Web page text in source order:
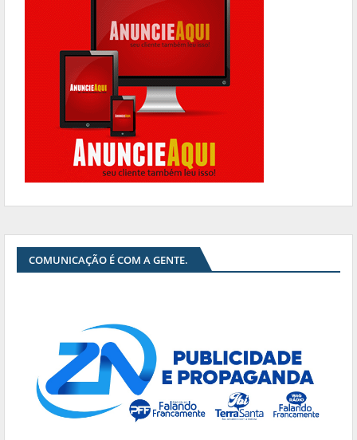
COMUNICAÇÃO É COM A GENTE.